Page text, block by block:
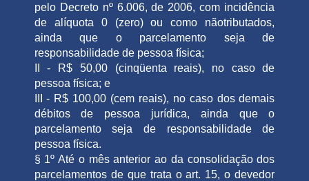
pelo Decreto nº 6.006, de 2006, com incidência
de alíquota 0 (zero) ou como nãotributados,
ainda que o parcelamento seja de
responsabilidade de pessoa física;
II - R$ 50,00 (cinqüenta reais), no caso de
pessoa física; e
III - R$ 100,00 (cem reais), no caso dos demais
débitos de pessoa jurídica, ainda que o
parcelamento seja de responsabilidade de
pessoa física.
§ 1º Até o mês anterior ao da consolidação dos
parcelamentos de que trata o art. 15, o devedor